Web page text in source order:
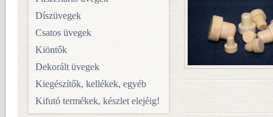
Díszüvegek
Csatos üvegek
Kiöntők
Dekorált üvegek
Kiegészítők, kellékek, egyéb
Kifutó termékek, készlet elejéig!